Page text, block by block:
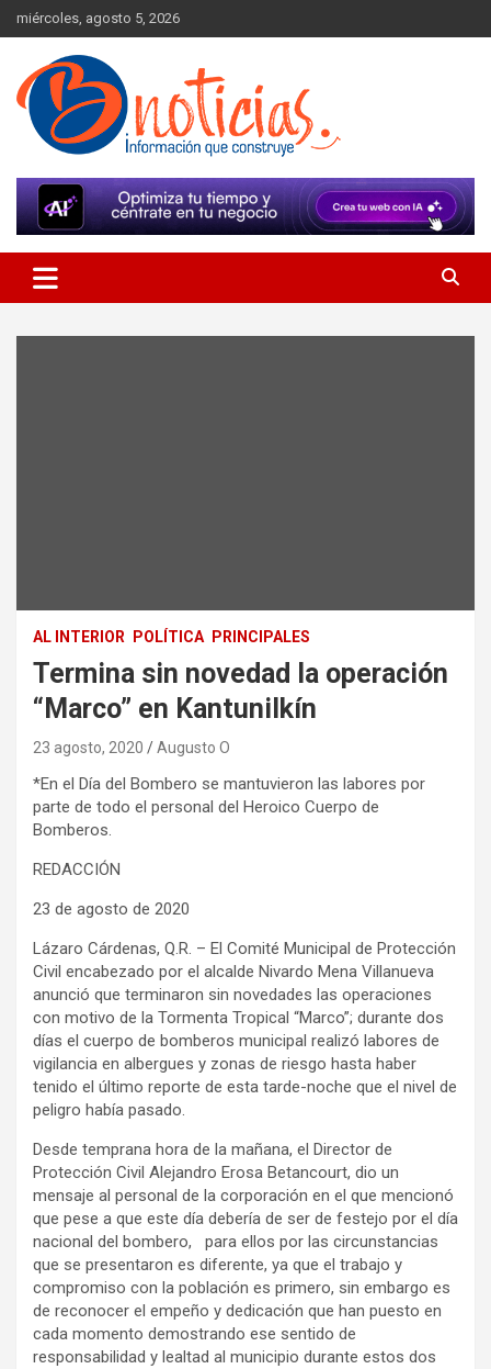
to
content
miércoles, agosto 5, 2026
BNoticias
AL INTERIOR POLÍTICA PRINCIPALES
Termina sin novedad la operación
“Marco” en Kantunilkín
23 agosto, 2020 Augusto O
*En el Día del Bombero se mantuvieron las labores por
parte de todo el personal del Heroico Cuerpo de
Bomberos.
REDACCIÓN
23 de agosto de 2020
Lázaro Cárdenas, Q.R. – El Comité Municipal de Protección
Civil encabezado por el alcalde Nivardo Mena Villanueva
anunció que terminaron sin novedades las operaciones
con motivo de la Tormenta Tropical “Marco”; durante dos
días el cuerpo de bomberos municipal realizó labores de
vigilancia en albergues y zonas de riesgo hasta haber
tenido el último reporte de esta tarde-noche que el nivel de
peligro había pasado.
Desde temprana hora de la mañana, el Director de
Protección Civil Alejandro Erosa Betancourt, dio un
mensaje al personal de la corporación en el que mencionó
que pese a que este día debería de ser de festejo por el día
nacional del bombero, para ellos por las circunstancias
que se presentaron es diferente, ya que el trabajo y
compromiso con la población es primero, sin embargo es
de reconocer el empeño y dedicación que han puesto en
cada momento demostrando ese sentido de
responsabilidad y lealtad al municipio durante estos dos